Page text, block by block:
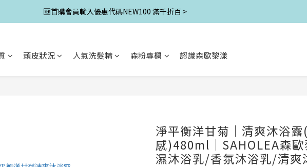
🆕首購會員輸入優惠代碼NEW100 滿千折百 >
頭皮狀況 人氣洗髮精 森粉專欄 認識森歐黎漾
淨平衡洋甘菊│清爽沐浴露
感)480ml｜SAHOLEA森歐
濕沐浴乳/香氛沐浴乳/清爽